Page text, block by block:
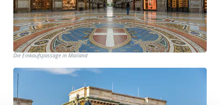
Die Einkaufspassage in Mailand